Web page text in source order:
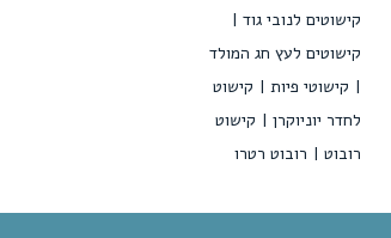
קישוטים לנובי גוד
קישוטים לעץ חג המולד
קישוטי פיות
קישוט
לחדר יוניוקרן
קישוט
רובוט
רובוט רטרו